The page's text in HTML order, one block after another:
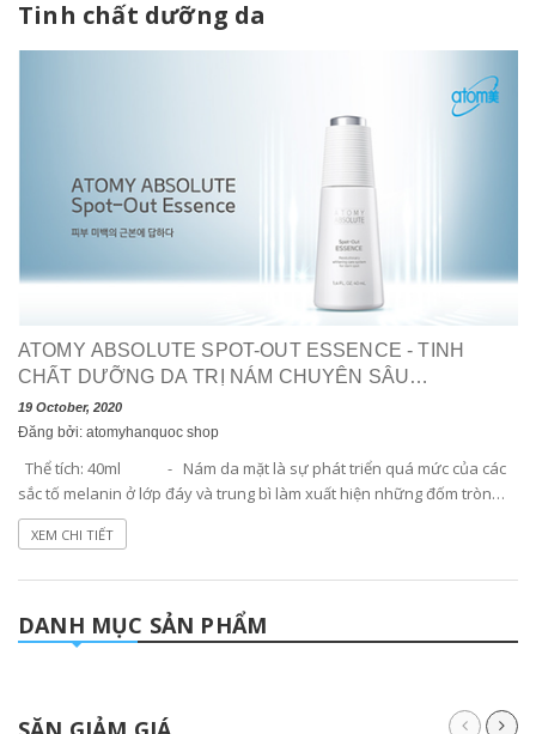
Tinh chất dưỡng da
ATOMY ABSOLUTE SPOT-OUT ESSENCE - TINH
CHẤT DƯỠNG DA TRỊ NÁM CHUYÊN SÂU
ABSOLUTE
19 October, 2020
Đăng bởi: atomyhanquoc shop
sắc tố melanin ở lớp đáy và trung bì làm xuất hiện những đốm tròn
nhỏ, sậm màu, có màu vàng, nâu vàng, nâu sáng nhưng phần lớn là
màu nâu đen. Nám thường mọc tập trung...
XEM CHI TIẾT
DANH MỤC SẢN PHẨM